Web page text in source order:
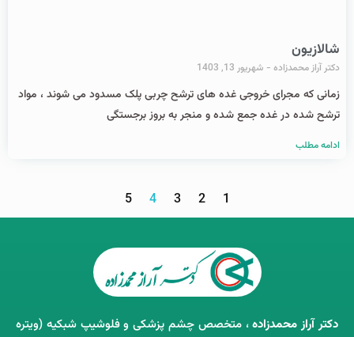
شالازیون
دکتر آراز محمدزاده شهریور 13, 1403
زمانی که مجرای خروجی غده های ترشح چربی پلک مسدود می شوند ، مواد
ترشح شده در غده جمع شده و منجر به بروز برجستگی
ادامه مطلب
1
2
3
4
5
دکتر آراز محمدزاده، متخصص چشم‌ پزشکی و فلوشیپ شبکیه (ویتره